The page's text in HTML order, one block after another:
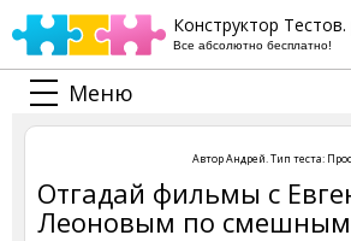
Конструктор Тестов.
Все абсолютно бесплатно!
Меню
АвторАндрей. Тип теста:
Отгадай фильмы с
Леоновым по смешным